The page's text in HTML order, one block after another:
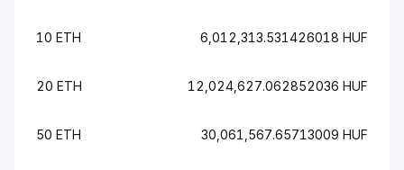
10 ETH 6,012,313.531426018 HUF
20 ETH 12,024,627.062852036 HUF
50 ETH 30,061,567.65713009 HUF